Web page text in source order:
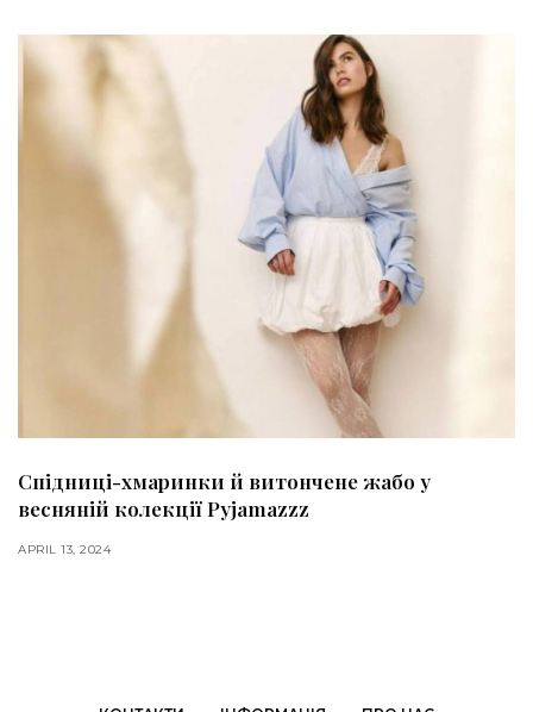
Спідниці-хмаринки й витончене жабо у
весняній колекції Pyjamazzz
APRIL 13, 2024